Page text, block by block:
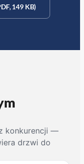
149 KB)
w nowym oknie)
konkurencji —
drzwi do